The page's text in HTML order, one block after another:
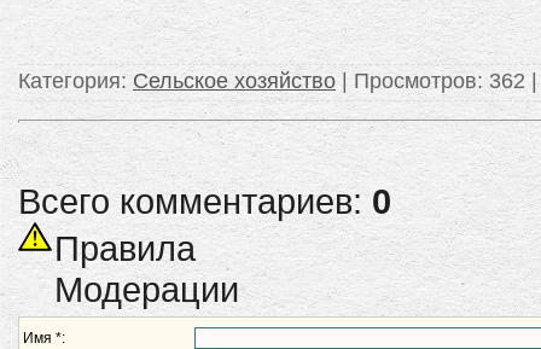
Категория: Сельское хозяйство Просмотров: 362
Всего комментариев: 0
Правила
Модерации
Имя *: